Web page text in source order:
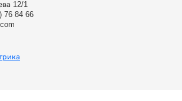
12/1
76 84 66